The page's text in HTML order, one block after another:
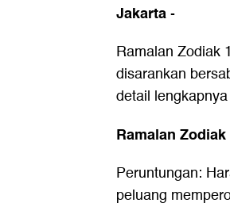
Jakarta-
Ramalan Zodiak
disarankan
detail lengkapnya
Ramalan
Peruntungan:
peluang